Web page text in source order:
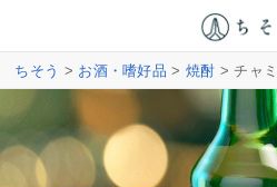
ちそう > お酒・嗜好品 > 焼酎 > チャ